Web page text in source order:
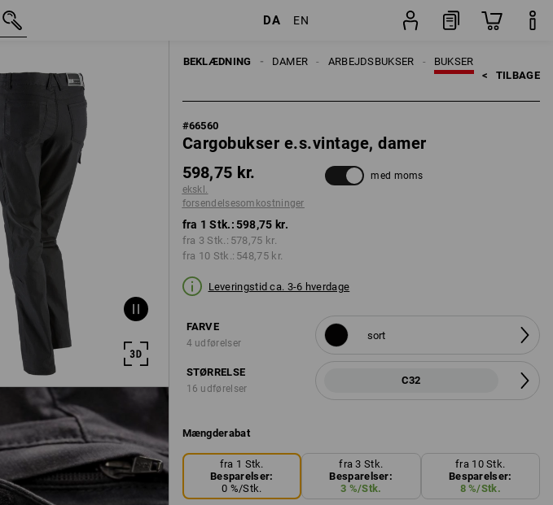
DA EN
BEKLÆDNING BUKSER
ARBEJDSBUKSER
DAMER
< TILBAGE
#66560
Cargobukser e.s.vintage, damer
598,75 kr.
ekskl.
forsendelsesomkostninger
med moms
fra 1 Stk.:598,75 kr.
fra 3 Stk.: 578,75 kr.
fra 10 Stk.: 548,75 kr.
Leveringstid ca. 3-6 hverdage
FARVE
4 udførelser
sort
STØRRELSE
16 udførelser
C32
Mængderabat
fra 1 Stk.
Besparelser:
0 %/Stk.
fra 3 Stk.
Besparelser:
3 %/Stk.
fra 10 Stk.
Besparelser:
8%/Stk.
kr.